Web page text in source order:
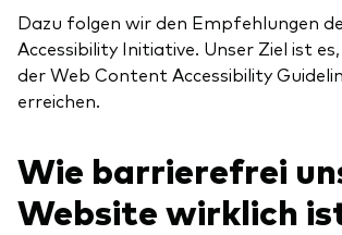
Weltweit
Regional
Einkommen
Dazu folgen wir den Empfehlungen
Accessibility Initiative. Unser Ziel ist
der Web Content Accessibility
erreichen.
Wie barrierefrei
Website wirklich